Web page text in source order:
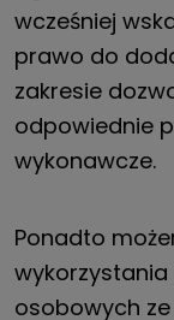
wcześniej
prawo do
zakresie
odpowiednie
wykonawcze.
Ponadto
osobowych